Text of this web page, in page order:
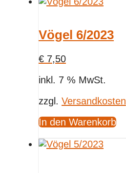
Vögel 6/2023
€ 7,50
inkl. 7 % MwSt.
zzgl. Versandkosten
In den Warenkorb